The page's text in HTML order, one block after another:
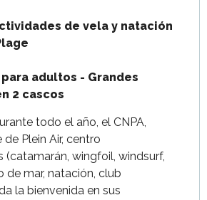
de vela y natación
adultos - Grandes
2 cascos
todo el año, el CNPA,
Plein Air, centro
wingfoil, windsurf,
de mar, natación, club
la bienvenida en sus